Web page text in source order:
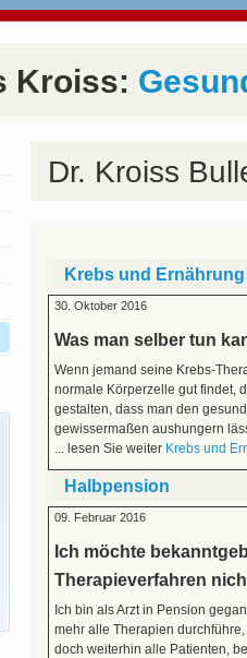
Kroiss:
Dr. Kroiss
Krebs und Ernährung
30. Oktober 2016
Was man selber tun
Wenn jemand seine Krebs-
normale Körperzelle gut findet,
gestalten, dass man den
gewissermaßen aushungern
... lesen Sie weiter Krebs und
Halbpension
09. Februar 2016
Ich möchte
Therapieverfahren
Ich bin als Arzt in Pension
mehr alle Therapien
doch weiterhin alle Patienten,